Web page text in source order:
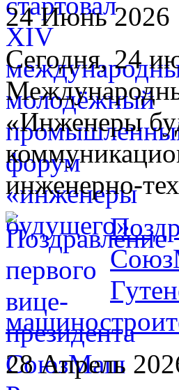
24 Июнь 2026
Сегодня, 24
«Инженеры
инженерно-
28 Апрель